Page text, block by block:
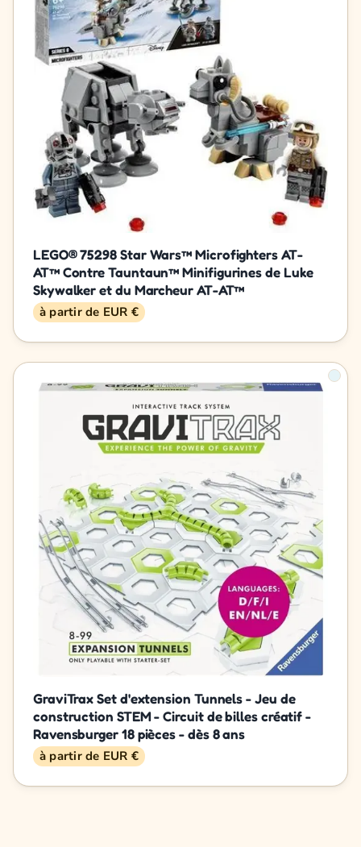
LEGO® 75298 Star Wars™ Microfighters AT-
AT™ Contre Tauntaun™ Minifigurines de Luke
Skywalker et du Marcheur AT-AT™
à partir de EUR €
GraviTrax Set d'extension Tunnels - Jeu de
construction STEM - Circuit de billes créatif -
Ravensburger 18 pièces - dès 8 ans
à partir de EUR €